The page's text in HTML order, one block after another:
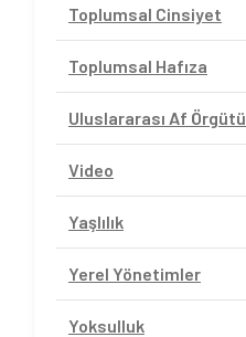
Toplumsal Cinsiyet
Toplumsal Hafıza
Uluslararası Af Örgütü
Video
Yaşlılık
Yerel Yönetimler
Yoksulluk